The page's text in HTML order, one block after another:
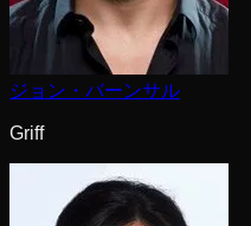
ジョン・バーンサル
Griff